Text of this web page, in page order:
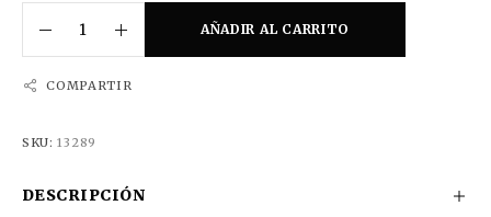
AÑADIR AL CARRITO
COMPARTIR
SKU:13289
DESCRIPCIÓN